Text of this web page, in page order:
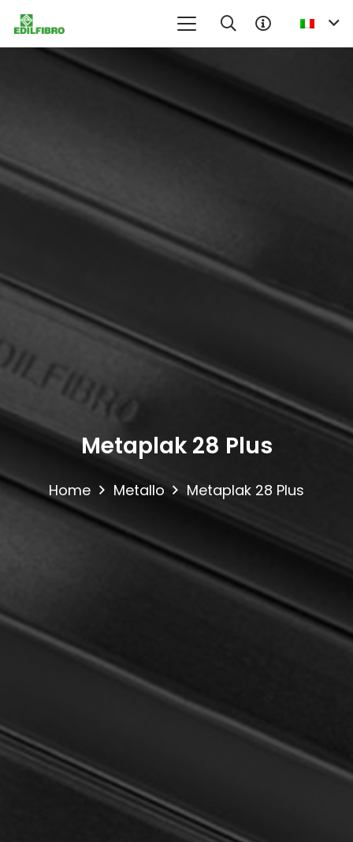
Metaplak 28 Plus
Home Metallo Metaplak 28 Plus